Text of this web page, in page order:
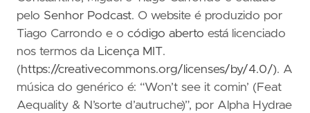
pelo Senhor Podcast. O website é produzido por
Tiago Carrondo e o código aberto está licenciado
nos termos da Licença MIT.
(https://creativecommons.org/licenses/by/4.0/). A
música do genérico é: “Won’t see it comin’ (Feat
Aequality & N’sorte d’autruche)”, por Alpha Hydrae